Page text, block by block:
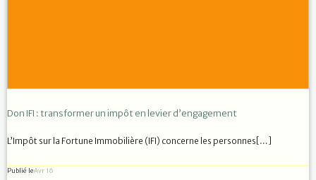
Don IFI : transformer un impôt en levier d’engagement
L’Impôt sur la Fortune Immobilière (IFI) concerne les personnes[…]
Publié leAvr 16